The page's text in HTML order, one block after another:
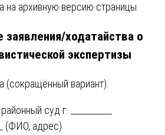
на архивную версию страницы.
заявления/ходатайства о
экспертизы
(сокращённый вариант):
суд г. __________
(ФИО, адрес)